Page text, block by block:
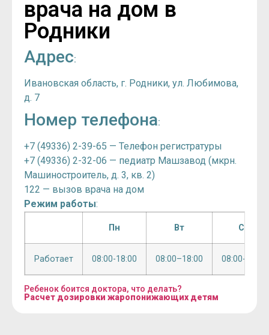
врача на дом в
Родники
Адрес:
Ивановская область, г. Родники, ул. Любимова,
д. 7
Номер телефона:
+7 (49336) 2-39-65 — Телефон регистратуры
+7 (49336) 2-32-06 — педиатр Машзавод (мкрн.
Машиностроитель, д. 3, кв. 2)
122 — вызов врача на дом
Режим работы:
Пн Вт Ср
Работает 08:00-18:00 08:00–18:00 08:00-18:00
Ребенок боится доктора, что делать?
Расчет дозировки жаропонижающих детям